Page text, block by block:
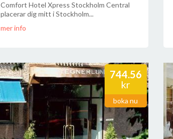
Comfort Hotel Xpress Stockholm Central
placerar dig mitt i Stockholm...
mer info
744.56
kr
boka nu